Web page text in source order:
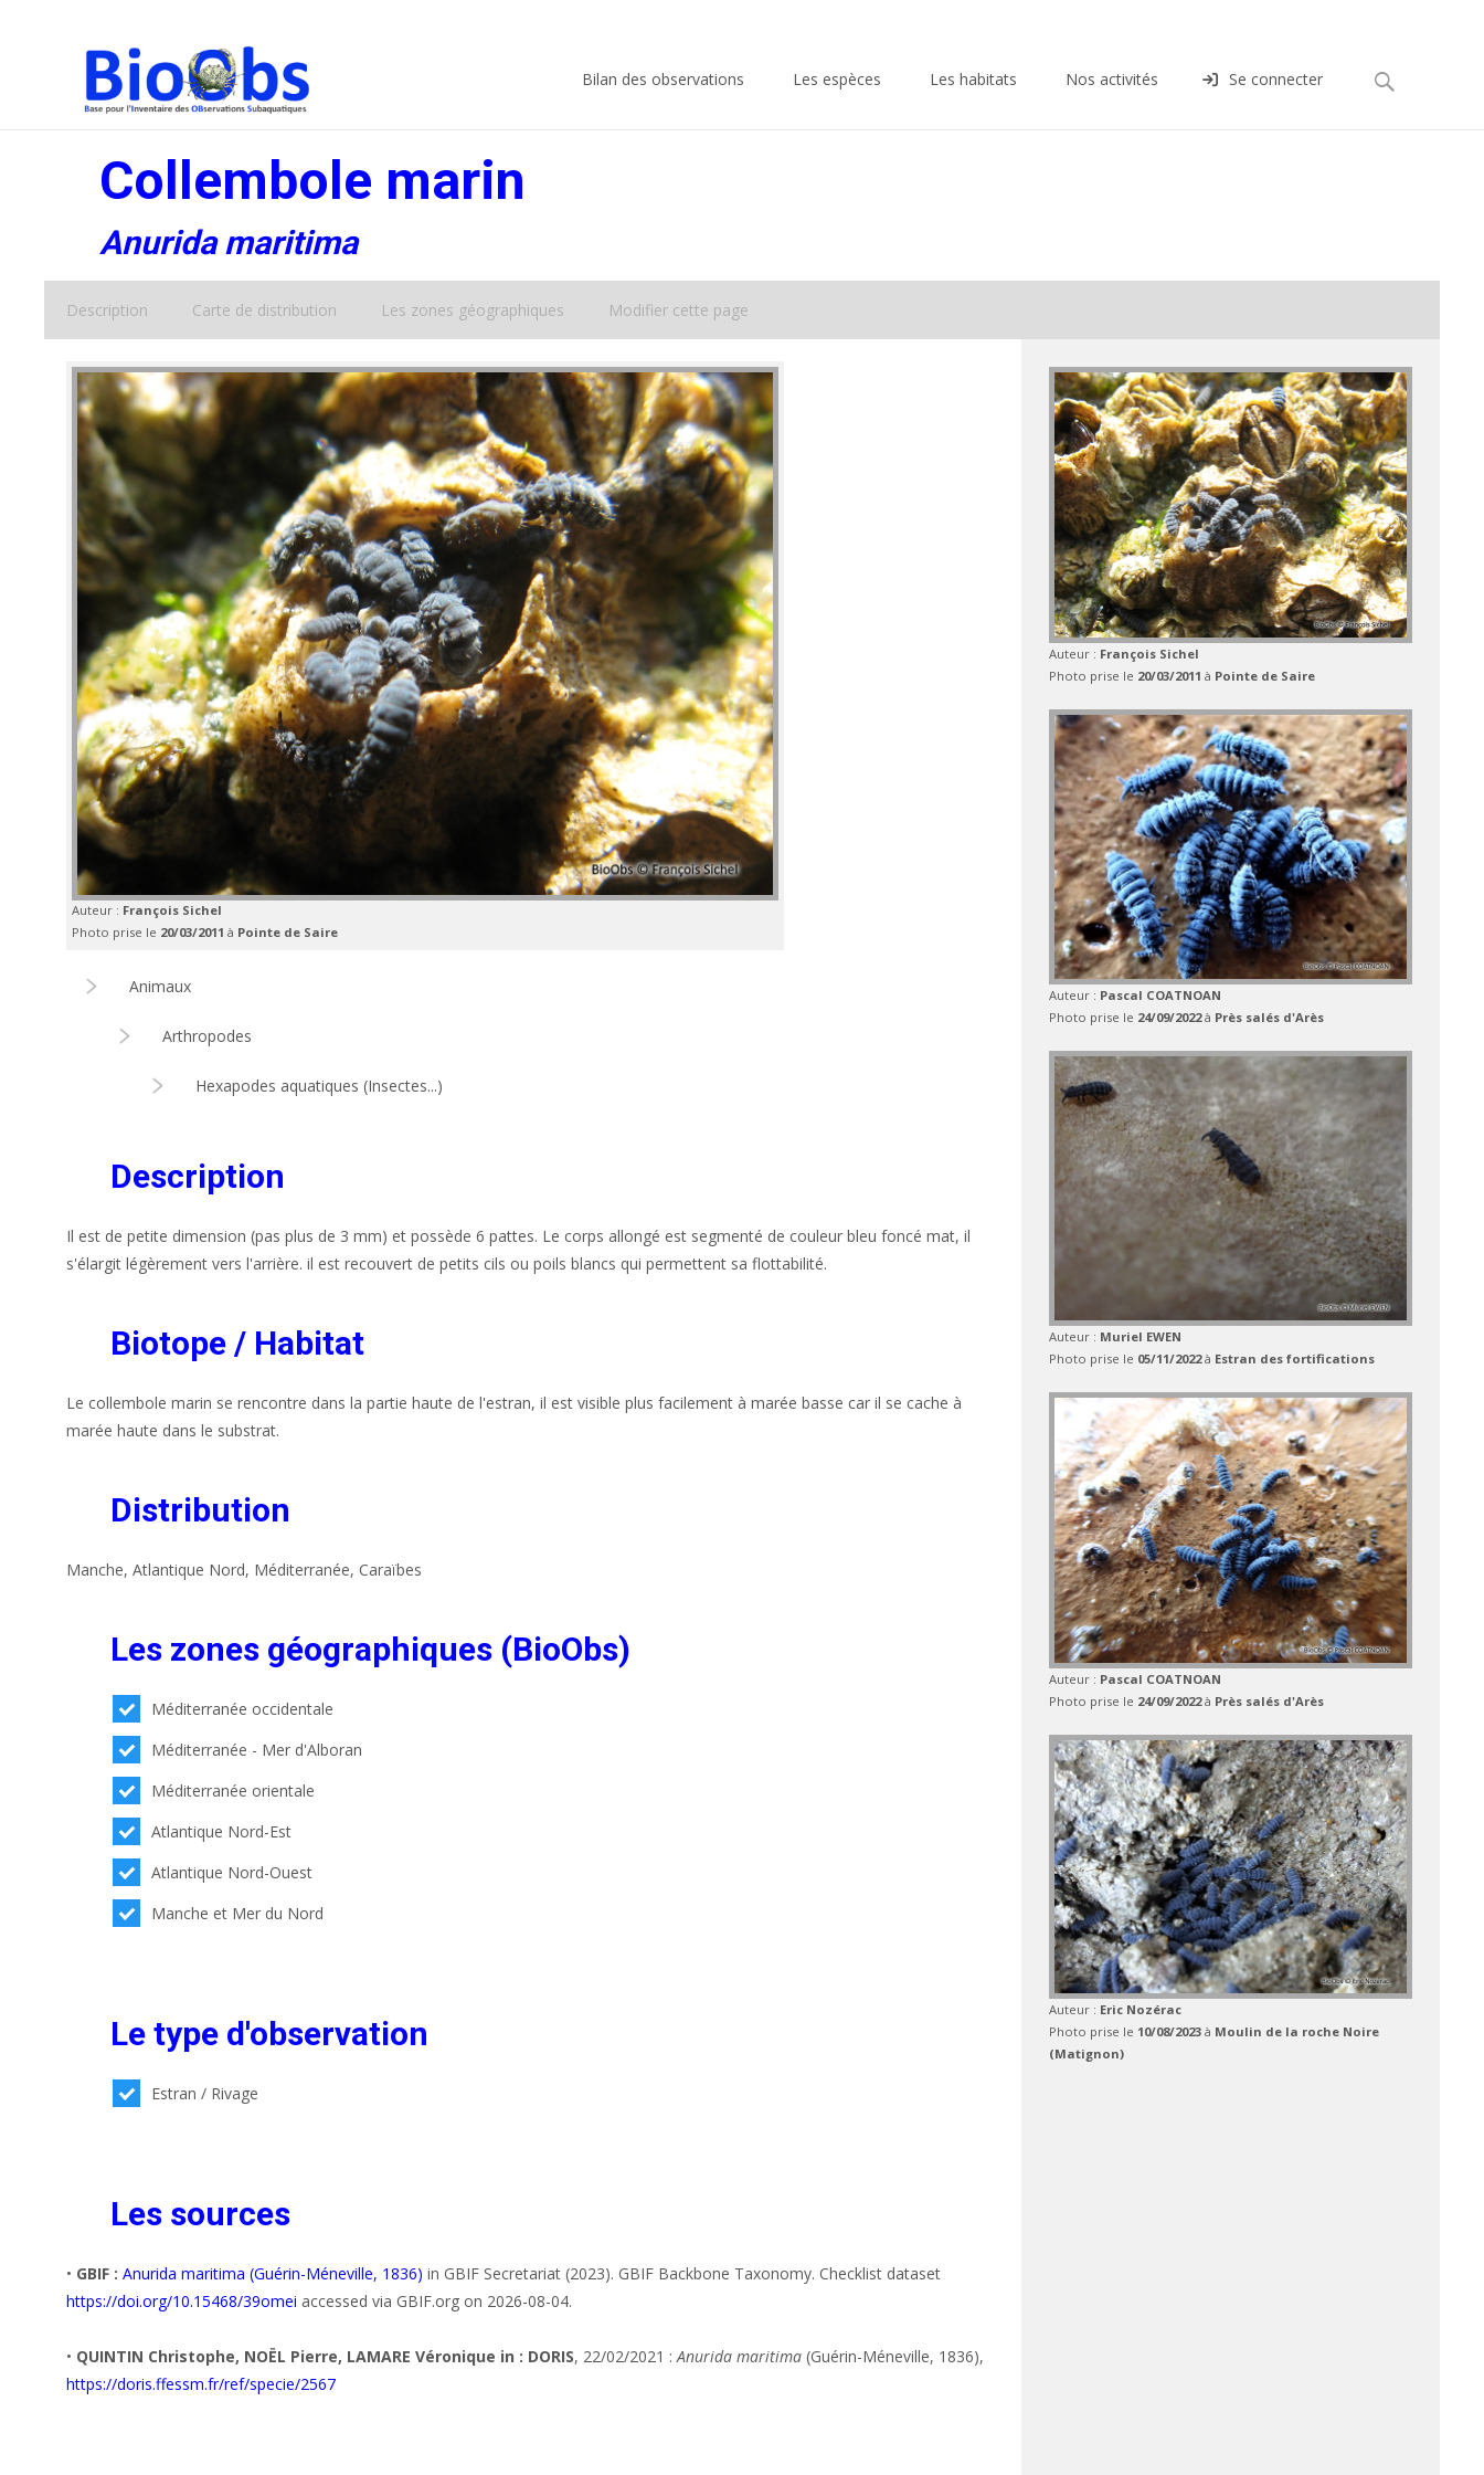
Bilan des observations Les espèces Les habitats Nos activités Se connecter Rechercher :
Collembole marin
Anurida maritima
Description Carte de distribution Les zones géographiques Modifier cette page
Auteur : François Sichel
Photo prise le 20/03/2011 à Pointe de Saire
Animaux
Arthropodes
Hexapodes aquatiques (Insectes...)
Description
Il est de petite dimension (pas plus de 3 mm) et possède 6 pattes. Le corps allongé est segmenté de couleur bleu foncé mat, il
s'élargit légèrement vers l'arrière. il est recouvert de petits cils ou poils blancs qui permettent sa flottabilité.
Biotope / Habitat
Le collembole marin se rencontre dans la partie haute de l'estran, il est visible plus facilement à marée basse car il se cache à
marée haute dans le substrat.
Distribution
Manche, Atlantique Nord, Méditerranée, Caraïbes
Les zones géographiques (BioObs)
Méditerranée occidentale
Méditerranée - Mer d'Alboran
Méditerranée orientale
Atlantique Nord-Est
Atlantique Nord-Ouest
Manche et Mer du Nord
Le type d'observation
Estran / Rivage
Les sources
• GBIF : Anurida maritima (Guérin-Méneville, 1836) in GBIF Secretariat (2023). GBIF Backbone Taxonomy. Checklist dataset
https://doi.org/10.15468/39omei accessed via GBIF.org on 2026-08-04.
• QUINTIN Christophe, NOËL Pierre, LAMARE Véronique in : DORIS, 22/02/2021 : Anurida maritima (Guérin-Méneville, 1836),
https://doris.ffessm.fr/ref/specie/2567
Auteur : François Sichel
Photo prise le 20/03/2011 à Pointe de Saire
Auteur : Pascal COATNOAN
Photo prise le 24/09/2022à Près salés d'Arès
Auteur : Muriel EWEN
Photo prise le 05/11/2022à Estran des fortifications
Auteur : Pascal COATNOAN
Photo prise le 24/09/2022à Près salés d'Arès
Auteur : Eric Nozérac
Photo prise le 10/08/2023à Moulin de la roche Noire
(Matignon)